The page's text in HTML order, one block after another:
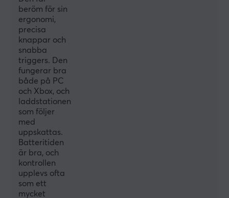
GARANTI
Producentens garanti
1 års garanti
beröm för sin
ergonomi,
precisa
knappar och
snabba
triggers. Den
fungerar bra
både på PC
och Xbox, och
laddstationen
som följer
med
uppskattas.
Batteritiden
är bra, och
kontrollen
upplevs ofta
som ett
mycket